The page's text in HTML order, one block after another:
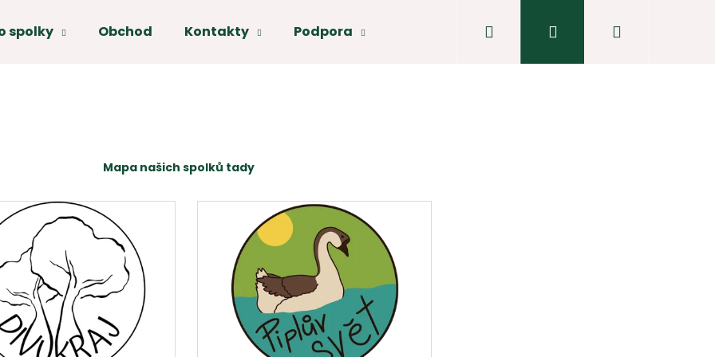
spolky Obchod Kontakty Podpora Přihlášení
Mapa našich spolků tady
Doporučujeme